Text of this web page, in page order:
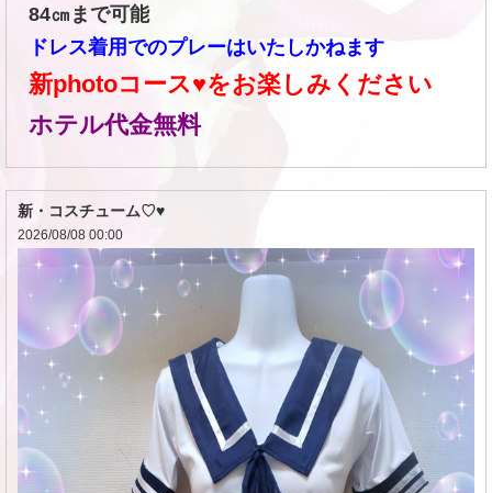
84㎝まで可能
ドレス着用でのプレーはいたしかねます
新photoコース♥をお楽しみください
ホテル代金無料
新・コスチューム♡♥
2026/08/08 00:00